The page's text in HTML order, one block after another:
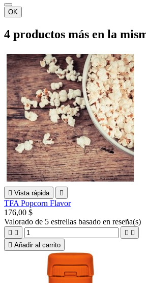
OK
4 productos más en la
 Vista rápida 
TFA Popcorn Flavor
176,00 $
Valorado de 5 estrellas basado en reseña(s)
   
 Añadir al carrito